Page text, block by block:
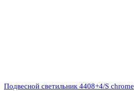
Подвесной светильник 4408+4/S chrome